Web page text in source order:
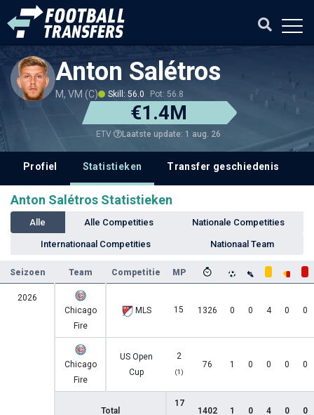
Anton Salétros
M, VM (C) Skill: 56.0 Pot: 56.8
€1.4M
ETV Laatste update: 1 aug. 26
Profiel Statistieken Transfer geschiedenis
Anton Salétros Statistieken
Alle Alle Competities Nationale Competities
Internationaal Competities Nationaal Team
Seizoen Team Competitie MP
2026
Chicago
Fire
MLS 15 1326 0 0 4 0 0
Chicago
Fire
US Open
Cup
2
(1)
76 1 0 0 0 0
Total
17
1402 1 0 4 0 0